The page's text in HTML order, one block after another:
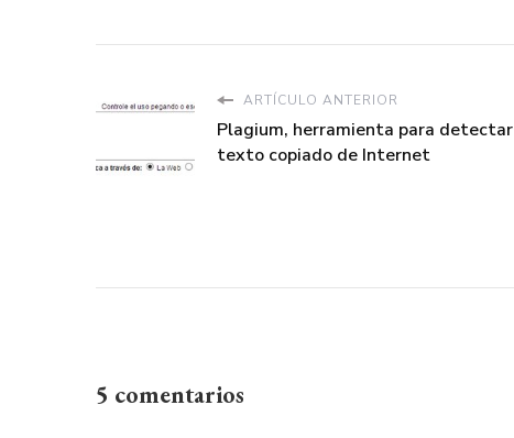
ARTÍCULO ANTERIOR
Plagium, herramienta para detectar
texto copiado de Internet
5 comentarios